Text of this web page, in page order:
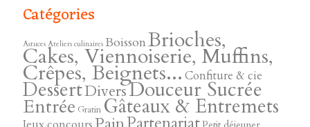
Catégories
Astuces Ateliers culinaires BoissonBrioches,
Cakes, Viennoiserie, Muffins,
Crêpes, Beignets... Confiture & cie
DessertDiversDouceur Sucrée
Entrée Gratin Gâteaux & Entremets